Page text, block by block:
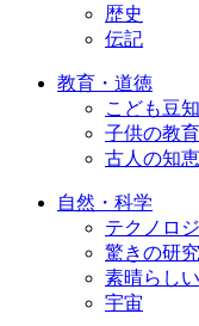
歴史
伝記
教育・道徳
こども豆
子供の教育
古人の知恵
自然・科学
テクノロ
驚きの研究
素晴らし
宇宙